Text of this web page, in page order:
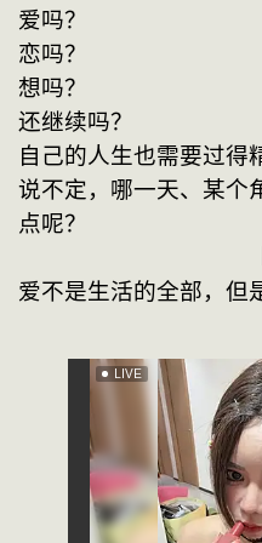
爱吗？
恋吗？
想吗？
还继续吗？
自己的人生也需要过得
说不定，哪一天、某个
点呢？